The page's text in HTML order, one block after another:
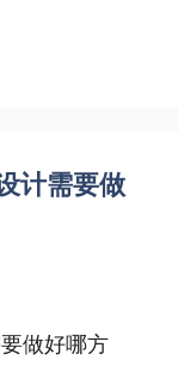
计需要做
做好哪方